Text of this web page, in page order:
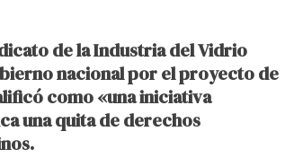
de la Industria del Vidrio
nacional por el proyecto de
como «una iniciativa
una quita de derechos